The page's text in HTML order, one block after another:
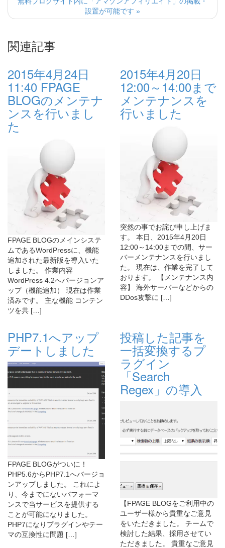
設置が可能です »
関連記事
2015年4月24日
11:40 FPAGE
BLOGのメンテナ
ンスを行いまし
た
FPAGE BLOGのメインシステ
ムであるWordPressに、機能
追加された最新版を導入いた
しました。 作業内容
WordPress 4.2へバージョンア
ップ（機能追加） 現在は作業
済みです。 主な機能 コンテン
ツを共 […]
2015年4月20日
12:00～14:00まで
メンテナンスを
行いました
突然の事でお詫び申し上げま
す。 本日、2015年4月20日
12:00～14:00までの間、サー
バーメンテナンスを行いまし
た。 現在は、作業を完了して
おります。 【メンテナンス内
容】 海外サーバーなどからの
DDos攻撃に […]
PHP7.1へアップ
デートしました
FPAGE BLOGがついに！
PHP5.6からPHP7.1へバージョ
ンアップしました。 これによ
り、今までにないパフォーマ
ンスで当サービスを提供する
ことが可能になりました。
PHP7になりプラグインやテー
マの互換性に問題 […]
投稿した記事を
一括変換するプ
ラグイン
「Search
Regex」の導入
【FPAGE BLOGをご利用中の
ユーザー様から貴重なご意見
をいただきました。 チームで
検討した結果、採用させてい
ただきました。 貴重なご意見